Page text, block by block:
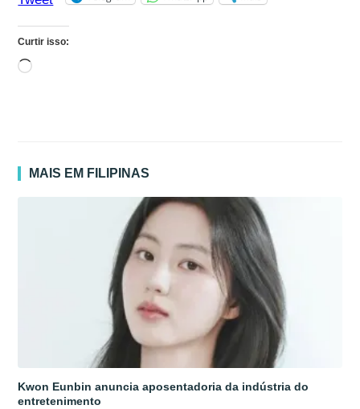
Curtir isso:
Carregando...
MAIS EM FILIPINAS
Kwon Eunbin anuncia aposentadoria da indústria do
entretenimento